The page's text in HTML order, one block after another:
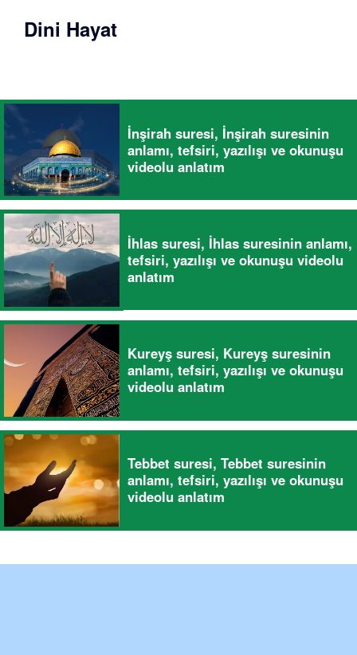
Dini Hayat
İnşirah suresi, İnşirah suresinin
anlamı, tefsiri, yazılışı ve okunuşu
videolu anlatım
İhlas suresi, İhlas suresinin anlamı,
tefsiri, yazılışı ve okunuşu videolu
anlatım
Kureyş suresi, Kureyş suresinin
anlamı, tefsiri, yazılışı ve okunuşu
videolu anlatım
Tebbet suresi, Tebbet suresinin
anlamı, tefsiri, yazılışı ve okunuşu
videolu anlatım